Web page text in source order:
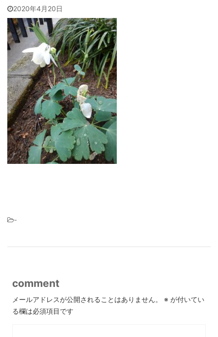
2020年4月20日
-
comment
メールアドレスが公開されることはありません。 ※ が付いてい
る欄は必須項目です